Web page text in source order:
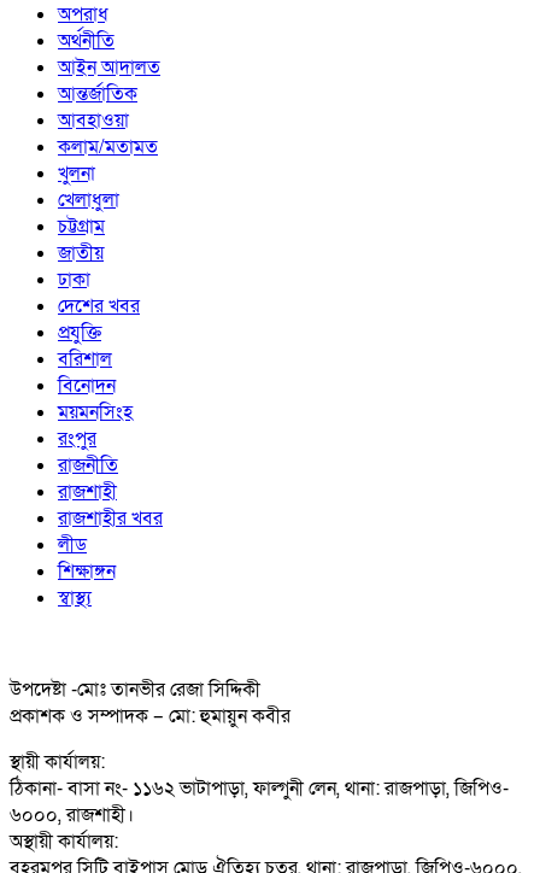
অপরাধ
অর্থনীতি
আইন আদালত
আন্তর্জাতিক
আবহাওয়া
কলাম/মতামত
খুলনা
খেলাধুলা
চট্টগ্রাম
জাতীয়
ঢাকা
দেশের খবর
প্রযুক্তি
বরিশাল
বিনোদন
ময়মনসিংহ
রংপুর
রাজনীতি
রাজশাহী
রাজশাহীর খবর
লীড
শিক্ষাঙ্গন
স্বাস্থ্য
উপদেষ্টা -মোঃ তানভীর রেজা সিদ্দিকী
প্রকাশক ও সম্পাদক – মো: হুমায়ুন কবীর
স্থায়ী কার্যালয়:
ঠিকানা- বাসা নং- ১১৬২ ভাটাপাড়া, ফাল্গুনী লেন, থানা: রাজপাড়া, জিপিও-
৬০০০, রাজশাহী।
অস্থায়ী কার্যালয়: